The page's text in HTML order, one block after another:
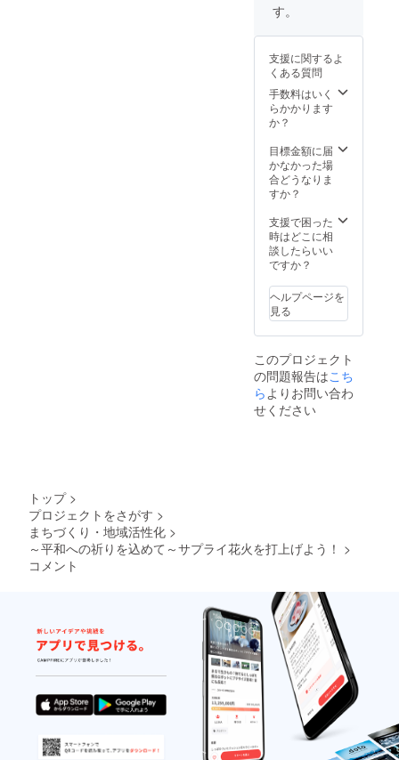
ます。
時、必
ず備考
欄に掲
載を希
望され
前をご
記入下
さい。
※ロゴの
け渡し
は後日
メール
にて対
ていた
だきま
す。
す。
支援に関するよ
くある質問
手数料はいく
らかかります
か？
目標金額に届
かなかった場
合どうなりま
すか？
支援で困った
時はどこに相
談したらいい
ですか？
ヘルプページを
見る
このプロジェクト
の問題報告はこち
ら よりお問い合わ
せください
トップ >
プロジェクトをさがす >
まちづくり・地域活性化 >
～平和への祈りを込めて～サプライ花火を打上げよう！ >
コメント